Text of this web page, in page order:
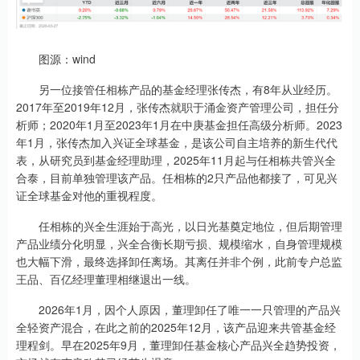
图源：wind
另一位接管任相栋产品的基金经理张传杰，有8年从业经历。
2017年至2019年12月，张传杰就职于涌金资产管理公司，担任分
析师；2020年1月至2023年1月在中庚基金担任高级分析师。2023
年1月，张传杰加入兴证全球基金，是该公司自主培养的新生代代
表，从研究员到基金经理助理，2025年11月起与任相栋共管兴全
合泰，目前单独管理该产品。任相栋的2只产品他都接了，可见兴
证全球基金对他的重视程度。
任相栋的兴全生涯始于高光，以日光基奠定地位，但后期管理
产品业绩分化明显，兴全合衡长期亏损、规模缩水，自身管理规模
也大幅下滑，最终选择卸任离场。其离任并非个例，此前专户总监
王品、百亿经理董理相继退出一线。
2026年1月，因个人原因，董理卸任了唯一一只管理的产品兴
全轻资产混合，在此之前的2025年12月，该产品迎来共管基金经
理程剑。早在2025年9月，董理卸任基金核心产品兴全趋势投资，